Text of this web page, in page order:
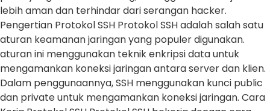
lebih aman dan terhindar dari serangan hacker.
Pengertian Protokol SSH Protokol SSH adalah salah satu
aturan keamanan jaringan yang populer digunakan.
aturan ini menggunakan teknik enkripsi data untuk
mengamankan koneksi jaringan antara server dan klien.
Dalam penggunaannya, SSH menggunakan kunci public
dan private untuk mengamankan koneksi jaringan. Cara